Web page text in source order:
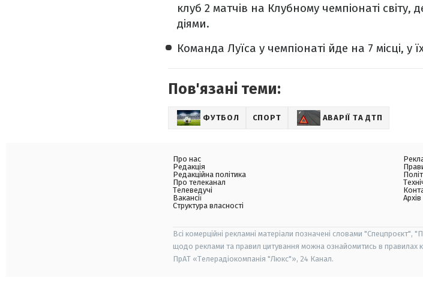
клуб 2 матчів на Клубному чемпіонаті
діями.
Команда Луїса у чемпіонаті йде на 7 місці, у
Пов'язані теми:
ФУТБОЛ СПОРТ АВАРІЇ ТА ДТП
Про нас
Редакція
Редакційна політика
Про телеканал
Телеведучі
Вакансії
Структура власності
Архів
Всі комерційні рекламні матеріали позначені словами "Спецпроєкт",
щодо реклами та правил цитування можна ознайомитись в правилах
ПрАТ «Телерадіокомпанія "Люкс"», 24 Канал.